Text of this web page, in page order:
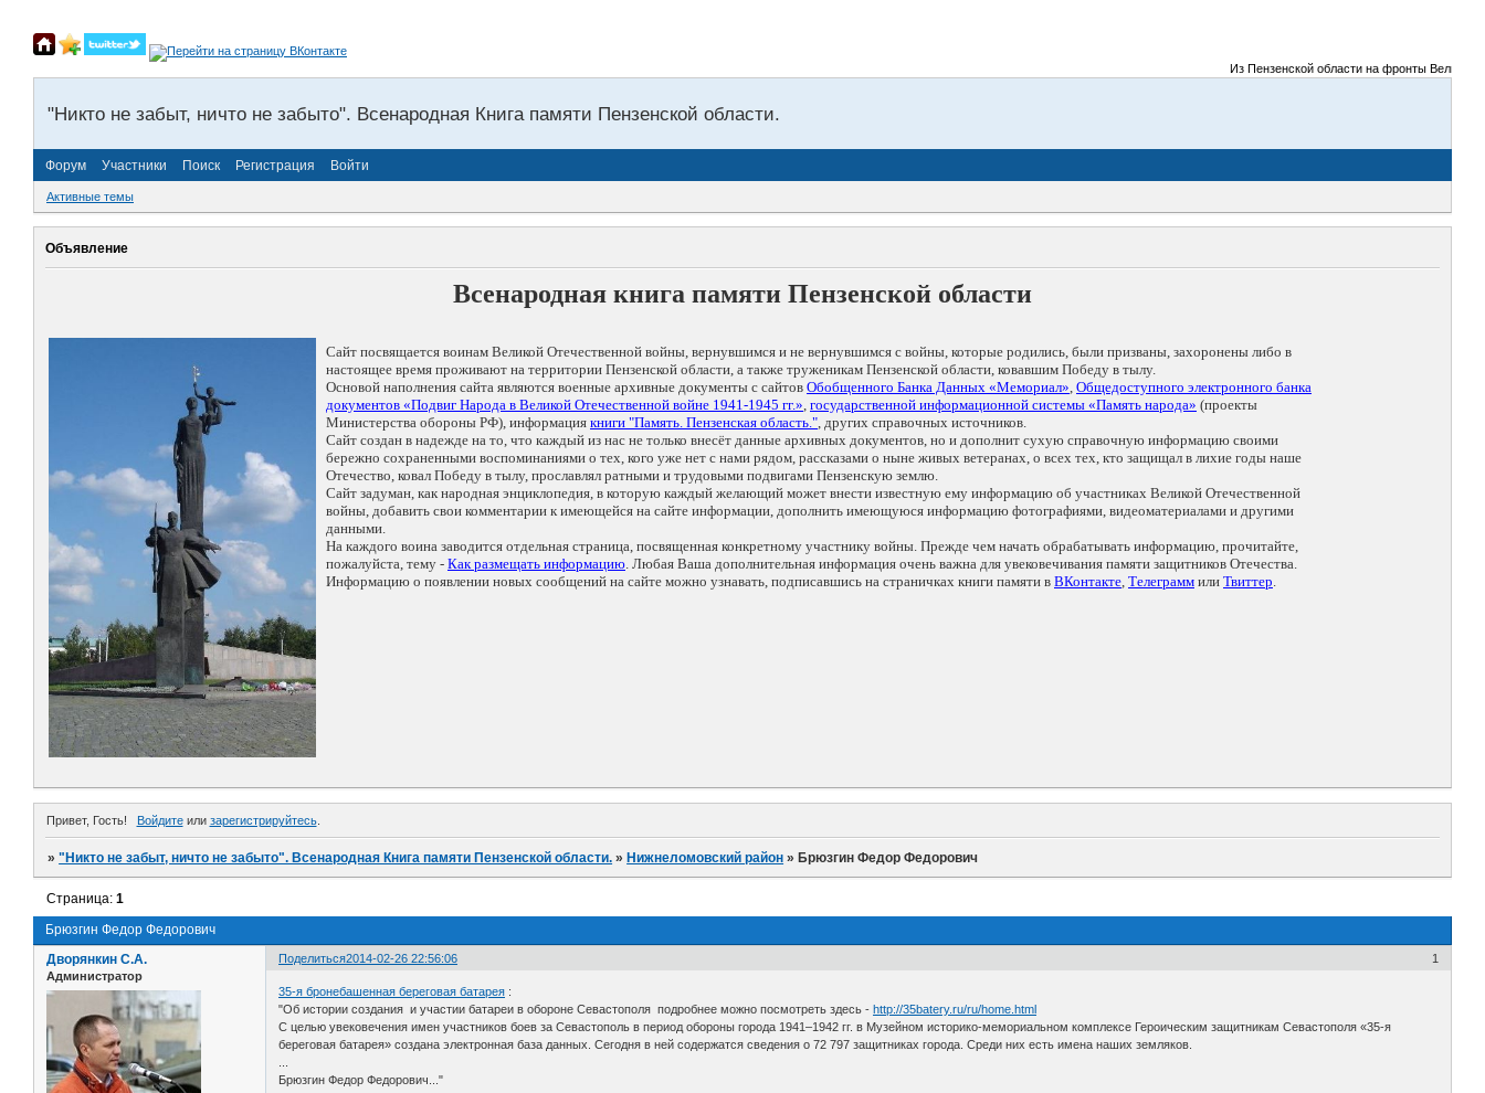
Из Пензенской области на фронты Великой
"Никто не забыт, ничто не забыто". Всенародная Книга памяти Пензенской области.
Форум Участники Поиск Регистрация Войти
Активные темы
Объявление
Всенародная книга памяти Пензенской области
Сайт посвящается воинам Великой Отечественной войны, вернувшимся и не вернувшимся с войны, которые родились, были призваны, захоронены либо в
настоящее время проживают на территории Пензенской области, а также труженикам Пензенской области, ковавшим Победу в тылу.
Основой наполнения сайта являются военные архивные документы с сайтов Обобщенного Банка Данных «Мемориал», Общедоступного электронного банка
документов «Подвиг Народа в Великой Отечественной войне 1941-1945 гг.», государственной информационной системы «Память народа» (проекты
Министерства обороны РФ), информация книги "Память. Пензенская область.", других справочных источников.
Сайт создан в надежде на то, что каждый из нас не только внесёт данные архивных документов, но и дополнит сухую справочную информацию своими
бережно сохраненными воспоминаниями о тех, кого уже нет с нами рядом, рассказами о ныне живых ветеранах, о всех тех, кто защищал в лихие годы наше
Отечество, ковал Победу в тылу, прославлял ратными и трудовыми подвигами Пензенскую землю.
Сайт задуман, как народная энциклопедия, в которую каждый желающий может внести известную ему информацию об участниках Великой Отечественной
войны, добавить свои комментарии к имеющейся на сайте информации, дополнить имеющуюся информацию фотографиями, видеоматериалами и другими
данными.
На каждого воина заводится отдельная страница, посвященная конкретному участнику войны. Прежде чем начать обрабатывать информацию, прочитайте,
пожалуйста, тему - Как размещать информацию. Любая Ваша дополнительная информация очень важна для увековечивания памяти защитников Отечества.
Информацию о появлении новых сообщений на сайте можно узнавать, подписавшись на страничках книги памяти в ВКонтакте, Телеграмм или Твиттер.
Привет, Гость! Войдитеили зарегистрируйтесь.
»"Никто не забыт, ничто не забыто". Всенародная Книга памяти Пензенской области. » Нижнеломовский район » Брюзгин Федор Федорович
Брюзгин Федор Федорович
Страница:1
Поделиться 1
2014-02-26 22:56:06
Дворянкин С.А.
Администратор
35-я бронебашенная береговая батарея :
"Об истории создания и участии батареи в обороне Севастополя подробнее можно посмотреть здесь -http://35batery.ru/ru/home.html
С целью увековечения имен участников боев за Севастополь в период обороны города 1941–1942 гг. в Музейном историко-мемориальном комплексе Героическим защитникам Севастополя «35-я
береговая батарея» создана электронная база данных. Сегодня в ней содержатся сведения о 72 797 защитниках города. Среди них есть имена наших земляков.
Брюзгин Федор Федорович..."